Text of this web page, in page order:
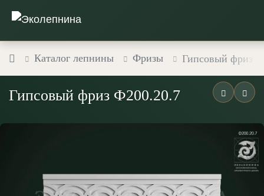
Каталог лепнины Фризы Гипсовый фриз
Гипсовый фриз Ф200.20.7